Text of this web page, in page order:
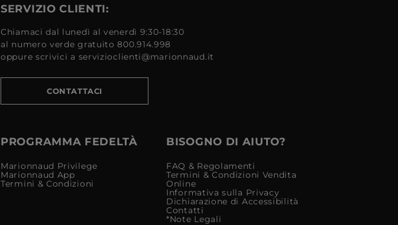
SERVIZIO CLIENTI:
Chiamaci dal lunedì al venerdì 9:30-18:30
al numero verde gratuito 800.914.998
oppure scrivici a servizioclienti@marionnaud.it
CONTATTACI
PROGRAMMA FEDELTÀ
Marionnaud Privilege
Marionnaud App
Termini & Condizioni
BISOGNO DI AIUTO?
FAQ & Regolamenti
Termini & Condizioni Vendita
Online
Informativa sulla Privacy
Dichiarazione di Accessibilità
Contatti
*Note Legali